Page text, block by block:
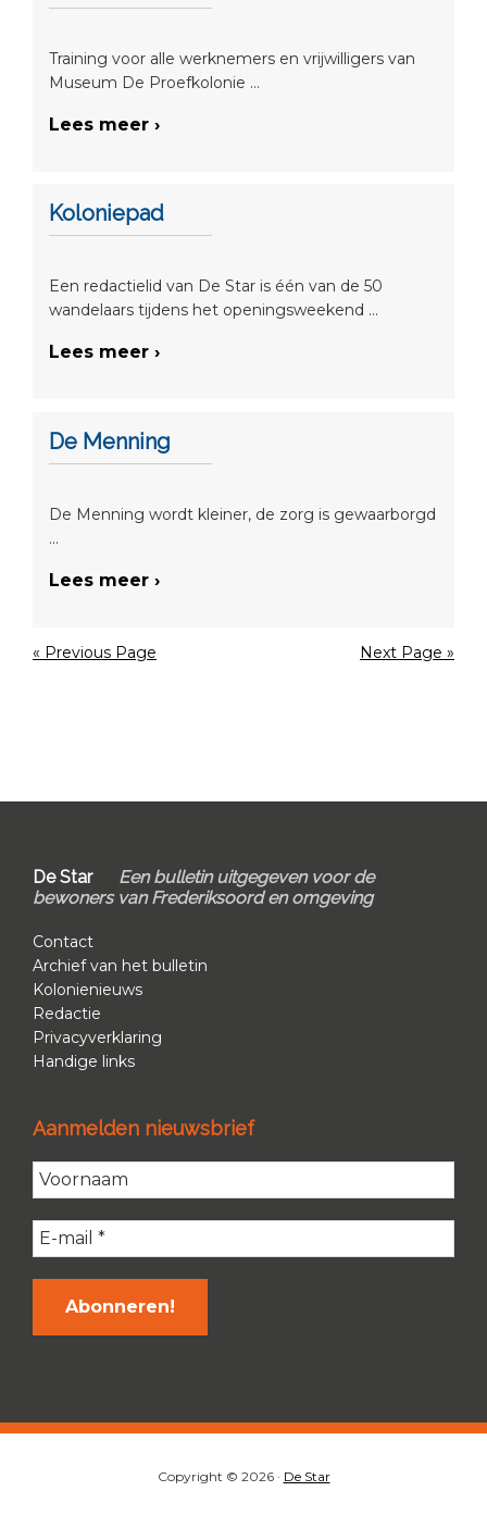
Training voor alle werknemers en vrijwilligers van
Museum De Proefkolonie ...
Lees meer ›
Koloniepad
Een redactielid van De Star is één van de 50
wandelaars tijdens het openingsweekend ...
Lees meer ›
De Menning
De Menning wordt kleiner, de zorg is gewaarborgd
...
Lees meer ›
« Previous Page Next Page »
Footer
De Star
Een bulletin uitgegeven voor de
bewoners van Frederiksoord en omgeving
Contact
Archief van het bulletin
Kolonienieuws
Redactie
Privacyverklaring
Handige links
Aanmelden nieuwsbrief
Copyright © 2026 · De Star